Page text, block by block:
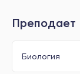
Преподает